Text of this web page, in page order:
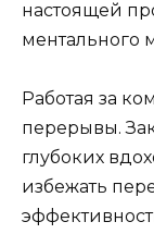
настоящей
ментального
Работая за
перерывы.
глубоких
избежать